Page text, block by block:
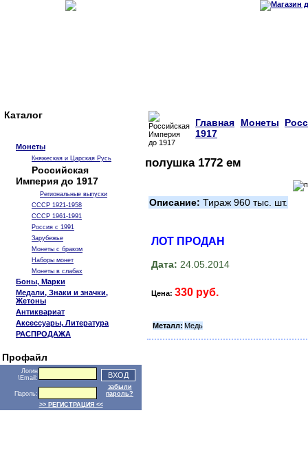
Каталог
Монеты
Княжеская и Царская Русь
Российская
Империя до 1917
Региональные выпуски
СССР 1921-1958
СССР 1961-1991
Россия с 1991
Зарубежье
Монеты с браком
Наборы монет
Монеты в слабах
Боны, Марки
Медали, Знаки и значки,
Жетоны
Антиквариат
Аксессуары, Литература
РАСПРОДАЖА
Профайл
Логин
\Email:
Пароль:
забыли
пароль?
>> РЕГИСТРАЦИЯ <<
Главная Монеты
1917
полушка 1772 ем
Описание: Тираж 960 тыс. шт.
ЛОТ ПРОДАН
Дата: 24.05.2014
Цена: 330 руб.
Металл: Медь